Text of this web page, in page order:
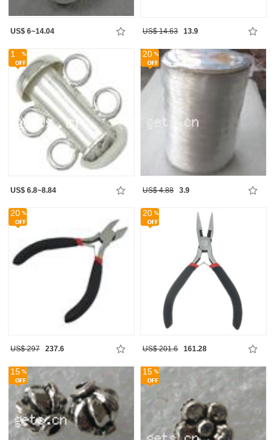
US$ 6~14.04 US$ 14.63 13.9
1
US$ 6.8~8.84
20
US$ 4.88 3.9
20
US$ 297 237.6
20
US$ 201.6 161.28
15 15